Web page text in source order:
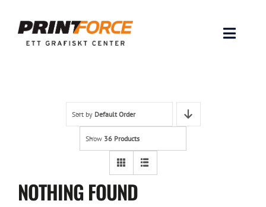
content
Toggle
INSPIRATIONSort by Default Order
Show 36 Products
NOTHING FOUND